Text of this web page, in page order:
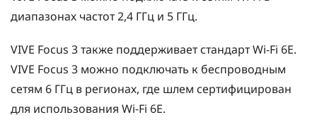
диапазонах частот 2,4 ГГц и 5 ГГц.
VIVE Focus 3также поддерживает стандартWi‍-Fi 6E.
VIVE Focus 3 можно подключать к беспроводным
сетям 6 ГГц в регионах, где шлем сертифицирован
для использования Wi‍-Fi 6E.